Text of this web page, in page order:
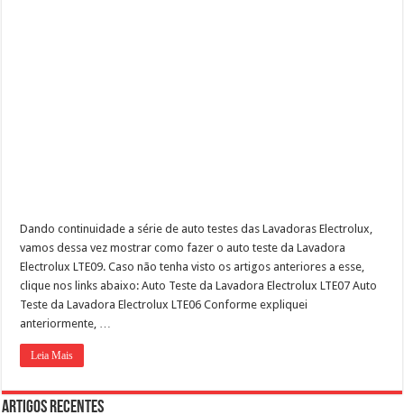
Dando continuidade a série de auto testes das Lavadoras Electrolux,
vamos dessa vez mostrar como fazer o auto teste da Lavadora
Electrolux LTE09. Caso não tenha visto os artigos anteriores a esse,
clique nos links abaixo: Auto Teste da Lavadora Electrolux LTE07 Auto
Teste da Lavadora Electrolux LTE06 Conforme expliquei
anteriormente, …
Leia Mais
Artigos Recentes